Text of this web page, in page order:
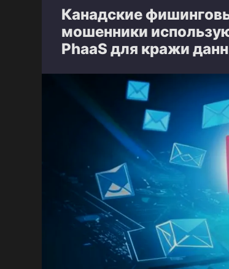
Канадские
мошенники
PhaaS для кражи